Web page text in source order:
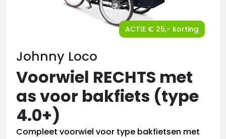
ACTIE € 25,- korting
Johnny Loco
Voorwiel RECHTS met
as voor bakfiets (type
4.0+)
Compleet voorwiel voor type bakfietsen met